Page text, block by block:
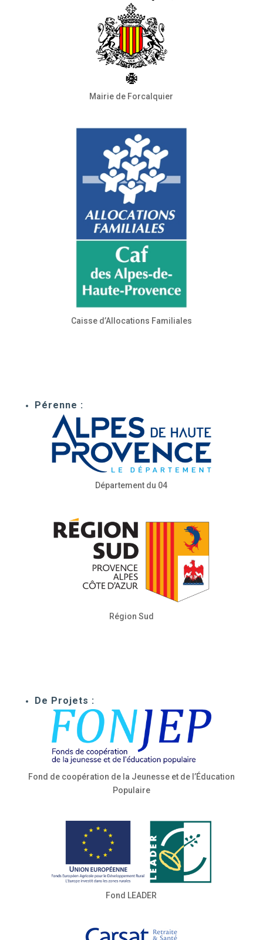
Mairie de Forcalquier
Caisse d’Allocations Familiales
Pérenne :
Département du 04
Région Sud
De Projets :
Fond de coopération de la Jeunesse et de l’Éducation
Populaire
Fond LEADER